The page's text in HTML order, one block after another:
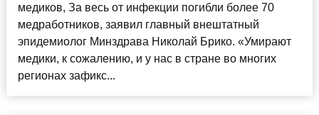
медиков, За весь от инфекции погибли более 70
медработников, заявил главный внештатный
эпидемиолог Минздрава Николай Брико. «Умирают
медики, к сожалению, и у нас в стране во многих
регионах зафикс...